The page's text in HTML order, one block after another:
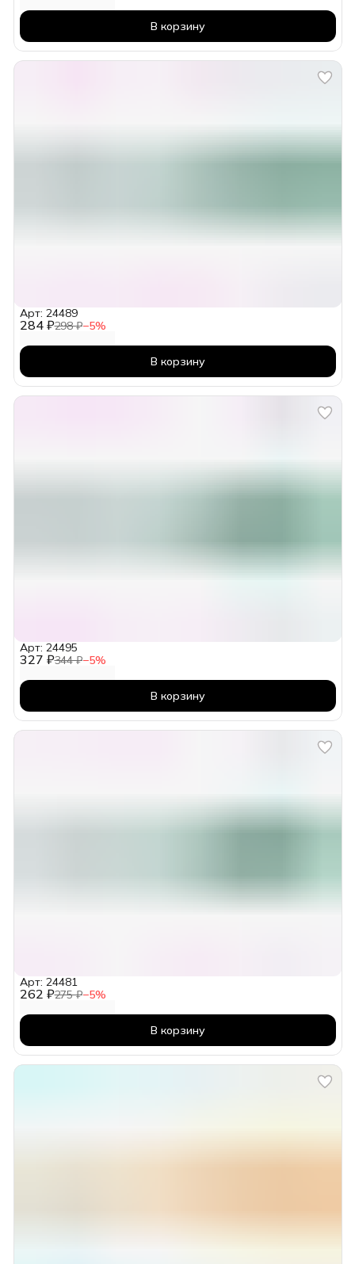
В корзину
284 ₽298 ₽−5%
Арт: 24489
В корзину
327 ₽344 ₽−5%
Арт: 24495
В корзину
262 ₽275 ₽−5%
Арт: 24481
В корзину